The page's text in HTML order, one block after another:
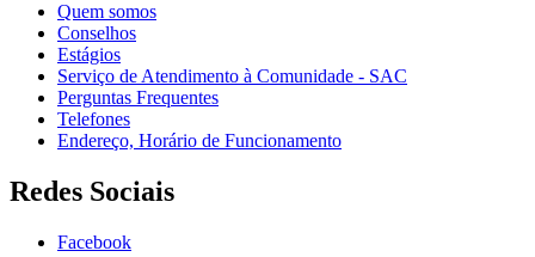
Quem somos
Conselhos
Estágios
Serviço de Atendimento à Comunidade - SAC
Perguntas Frequentes
Telefones
Endereço, Horário de Funcionamento
Redes Sociais
Facebook